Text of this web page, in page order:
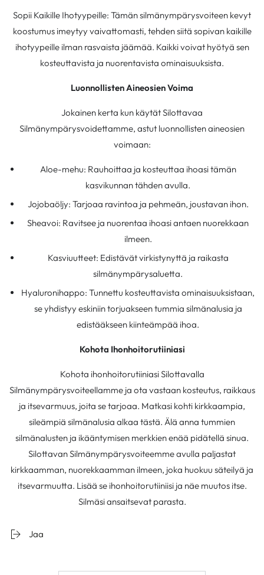
Sopii Kaikille Ihotyypeille: Tämän silmänympärysvoiteen kevyt
koostumus imeytyy vaivattomasti, tehden siitä sopivan kaikille
ihotyypeille ilman rasvaista jäämää. Kaikki voivat hyötyä sen
kosteuttavista ja nuorentavista ominaisuuksista.
Luonnollisten Aineosien Voima
Jokainen kerta kun käytät Silottavaa
Silmänympärysvoidettamme, astut luonnollisten aineosien
voimaan:
Aloe-mehu: Rauhoittaa ja kosteuttaa ihoasi tämän
kasvikunnan tähden avulla.
Jojobaöljy: Tarjoaa ravintoa ja pehmeän, joustavan ihon.
Sheavoi: Ravitsee ja nuorentaa ihoasi antaen nuorekkaan
ilmeen.
Kasviuutteet: Edistävät virkistynyttä ja raikasta
silmänympärysaluetta.
Hyaluronihappo: Tunnettu kosteuttavista ominaisuuksistaan,
se yhdistyy eskiniin torjuakseen tummia silmänalusia ja
edistääkseen kiinteämpää ihoa.
Kohota Ihonhoitorutiiniasi
Kohota ihonhoitorutiiniasi Silottavalla
Silmänympärysvoiteellamme ja ota vastaan kosteutus, raikkaus
ja itsevarmuus, joita se tarjoaa. Matkasi kohti kirkkaampia,
sileämpiä silmänalusia alkaa tästä. Älä anna tummien
silmänalusten ja ikääntymisen merkkien enää pidätellä sinua.
Silottavan Silmänympärysvoiteemme avulla paljastat
kirkkaamman, nuorekkaamman ilmeen, joka huokuu säteilyä ja
itsevarmuutta. Lisää se ihonhoitorutiiniisi ja näe muutos itse.
Silmäsi ansaitsevat parasta.
Jaa